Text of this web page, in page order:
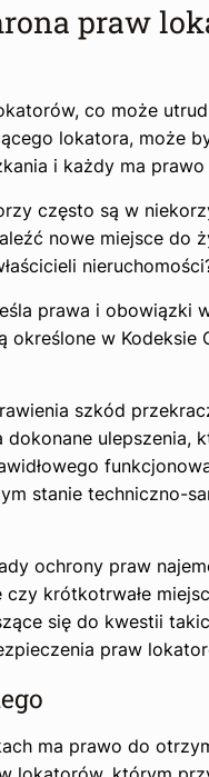
praw
co może
lokatora, może
i każdy ma
często są w
nowe miejsce do
prawa i obowiązki
są określone w
szkód
ulepszenia,
stanie techniczno-
ochrony praw
krótkotrwałe
się do kwestii
praw
ma prawo do